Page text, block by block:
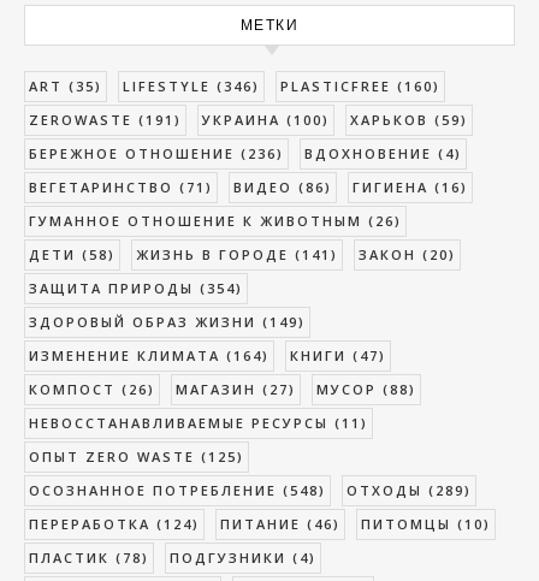
МЕТКИ
ART (35) LIFESTYLE (346) PLASTICFREE (160)
ZEROWASTE (191) УКРАИНА (100) ХАРЬКОВ (59)
БЕРЕЖНОЕ ОТНОШЕНИЕ (236) ВДОХНОВЕНИЕ (4)
ВЕГЕТАРИНСТВО (71) ВИДЕО (86) ГИГИЕНА (16)
ГУМАННОЕ ОТНОШЕНИЕ К ЖИВОТНЫМ (26)
ДЕТИ (58) ЖИЗНЬ В ГОРОДЕ (141) ЗАКОН (20)
ЗАЩИТА ПРИРОДЫ (354)
ЗДОРОВЫЙ ОБРАЗ ЖИЗНИ (149)
ИЗМЕНЕНИЕ КЛИМАТА (164) КНИГИ (47)
КОМПОСТ (26) МАГАЗИН (27) МУСОР (88)
НЕВОССТАНАВЛИВАЕМЫЕ РЕСУРСЫ (11)
ОПЫТ ZERO WASTE (125)
ОСОЗНАННОЕ ПОТРЕБЛЕНИЕ (548) ОТХОДЫ (289)
ПЕРЕРАБОТКА (124) ПИТАНИЕ (46) ПИТОМЦЫ (10)
ПЛАСТИК (78) ПОДГУЗНИКИ (4)